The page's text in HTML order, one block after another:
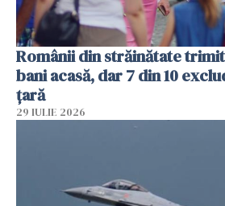
Românii din străinătate
bani acasă, dar 7 din 10
țară
29 IULIE 2026